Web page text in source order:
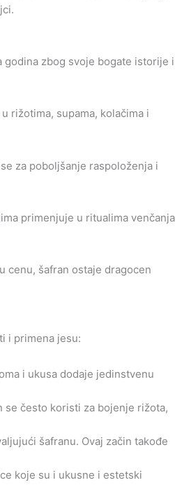
godina zbog svoje bogate istorije i
rižotima, supama, kolačima i
za poboljšanje raspoloženja i
primenjuje u ritualima venčanja
cenu, šafran ostaje dragocen
i primena jesu:
i ukusa dodaje jedinstvenu
se često koristi za bojenje rižota,
šafranu. Ovaj začin takođe
koje su i ukusne i estetski